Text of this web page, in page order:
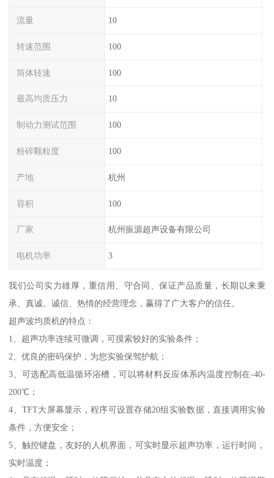
流量 10
转速范围 100
筒体转速 100
最高均质压力 10
制动力测试范围 100
粉碎颗粒度 100
产地 杭州
容积 100
厂家 杭州振源超声设备有限公司
电机功率 3
我们公司实力雄厚，重信用、守合同、保证产品质量，长期以来秉
承、真诚、诚信、热情的经营理念，赢得了广大客户的信任。
超声波均质机的特点：
1、超声功率连续可微调，可摸索较好的实验条件；
2、优良的密码保护，为您实验保驾护航；
3、可选配高低温循环浴槽，可以将材料反应体系内温度控制在-40-
200℃；
4、TFT大屏幕显示，程序可设置存储20组实验数据，直接调用实验
条件，方便安全；
5、触控键盘，友好的人机界面，可实时显示超声功率，运行时间，
实时温度；